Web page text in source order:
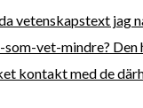
vetenskapstext
vet-mindre? Den
kontakt med de